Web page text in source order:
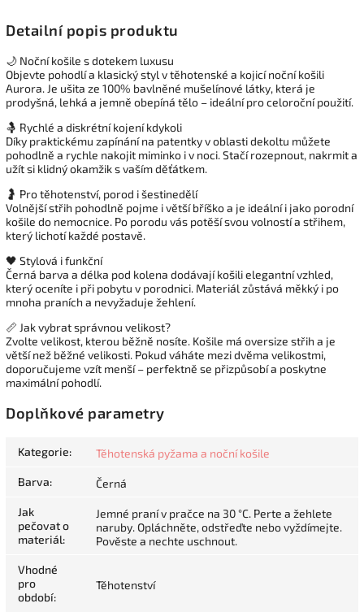
Detailní popis produktu
🌙 Noční košile s dotekem luxusu
Objevte pohodlí a klasický styl v těhotenské a kojicí noční košili
Aurora. Je ušita ze 100% bavlněné mušelínové látky, která je
prodyšná, lehká a jemně obepíná tělo – ideální pro celoroční použití.
🤱 Rychlé a diskrétní kojení kdykoli
Díky praktickému zapínání na patentky v oblasti dekoltu můžete
pohodlně a rychle nakojit miminko i v noci. Stačí rozepnout, nakrmit a
užít si klidný okamžik s vaším děťátkem.
🤰 Pro těhotenství, porod i šestinedělí
Volnější střih pohodlně pojme i větší bříško a je ideální i jako porodní
košile do nemocnice. Po porodu vás potěší svou volností a střihem,
který lichotí každé postavě.
🖤 Stylová i funkční
Černá barva a délka pod kolena dodávají košili elegantní vzhled,
který oceníte i při pobytu v porodnici. Materiál zůstává měkký i po
mnoha praních a nevyžaduje žehlení.
📏 Jak vybrat správnou velikost?
Zvolte velikost, kterou běžně nosíte. Košile má oversize střih a je
větší než běžné velikosti. Pokud váháte mezi dvěma velikostmi,
doporučujeme vzít menší – perfektně se přizpůsobí a poskytne
maximální pohodlí.
Doplňkové parametry
Kategorie: Těhotenská pyžama a noční košile
Barva: Černá
Jak
pečovat o
materiál:
Jemné praní v pračce na 30 °C. Perte a žehlete
naruby. Opláchněte, odstřeďte nebo vyždímejte.
Pověste a nechte uschnout.
Vhodné
pro
období:
Těhotenství